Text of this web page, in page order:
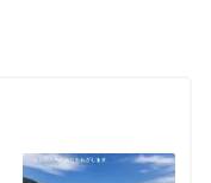
/福利厚生充実】ス
筑前町》